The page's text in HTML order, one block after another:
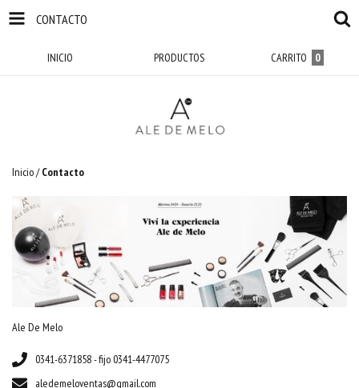
CONTACTO
INICIO PRODUCTOS CARRITO 0
Inicio/ Contacto
Ale De Melo
0341-6371858 - fijo 0341-4477075
aledemeloventas@gmail.com